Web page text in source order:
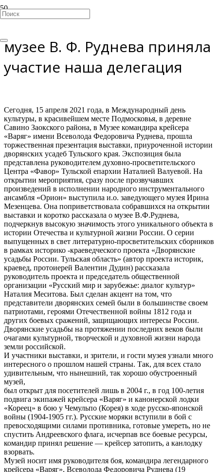
музее В. Ф. Руднева приняла
участие наша делегация
Сегодня, 15 апреля 2021 года, в Международный день
культуры, в красивейшем месте Подмосковья, в деревне
Савино Заокского района, в Музее командира крейсера
«Варяг» имени Всеволода Федоровича Руднева, прошла
торжественная презентация выставки, приуроченной истории
дворянских усадеб Тульского края. Экспозиция была
представлена руководителем духовно-просветительского
Центра «Фавор» Тульской епархии Наталией Валуевой. На
открытии мероприятия, сразу после прозвучавших
произведений в исполнении народного инструментального
ансамбля «Орион» выступила и.о. заведующего музея Ирина
Мезенцева. Она поприветствовала собравшихся на открытии
выставки и коротко рассказала о музее В.Ф.Руднева,
подчеркнув высокую значимость этого уникального объекта в
истории Отечества и культурной жизни России. О серии
выпущенных в свет литературно-просветительских сборников
в рамках историко -краеведческого проекта «Дворянские
усадьбы России. Тульская область» (автор проекта историк,
краевед, протоиерей Валентин Дудин) рассказала
руководитель проекта и председатель общественной
организации «Русский мир и зарубежье: диалог культур»
Наталия Меситова. Был сделан акцент на том, что
представители дворянских семей были в большинстве своем
патриотами, героями Отечественной войны 1812 года и
других боевых сражений, защищающих интересы России.
Дворянские усадьбы на протяжении последних веков были
очагами культурной, творческой и духовной жизни народа
земли российской.
И участники выставки, и зрители, и гости музея узнали много
интересного о прошлом нашей страны. Так, для всех стало
удивительным, что нынешний, так хорошо обустроенный
музей,
был открыт для посетителей лишь в 2004 г., в год 100-летия
подвига экипажей крейсера «Варяг» и канонерской лодки
«Кореец» в бою у Чемульпо (Корея) в ходе русско-японской
войны (1904-1905 гг.). Русские моряки вступили в бой с
превосходящими силами противника, готовые умереть, но не
спустить Андреевского флага, исчерпав все боевые ресурсы,
командир принял решение — крейсер затопить, а канлодку
взорвать.
Музей носит имя руководителя боя, командира легендарного
крейсера «Варяг», Всеволода Федоровича Руднева (19